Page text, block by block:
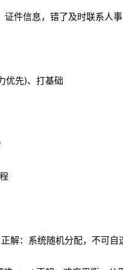
件信息，错了及时联系人事
优先)、打基础
解：系统随机分配，不可自